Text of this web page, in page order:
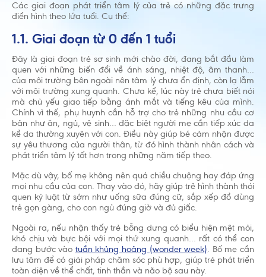
Các giai đoạn phát triển tâm lý của trẻ có những đặc trưng
điển hình theo lứa tuổi. Cụ thể:
1.1. Giai đoạn từ 0 đến 1 tuổi
Đây là giai đoạn trẻ sơ sinh mới chào đời, đang bắt đầu làm
quen với những biến đổi về ánh sáng, nhiệt độ, âm thanh…
của môi trường bên ngoài nên tâm lý chưa ổn định, còn lạ lẫm
với môi trường xung quanh. Chưa kể, lúc này trẻ chưa biết nói
mà chủ yếu giao tiếp bằng ánh mắt và tiếng kêu của mình.
Chính vì thế, phụ huynh cần hỗ trợ cho trẻ những nhu cầu cơ
bản như ăn, ngủ, vệ sinh… đặc biệt người mẹ cần tiếp xúc da
kề da thường xuyên với con. Điều này giúp bé cảm nhận được
sự yêu thương của người thân, từ đó hình thành nhân cách và
phát triển tâm lý tốt hơn trong những năm tiếp theo.
Mặc dù vậy, bố mẹ không nên quá chiều chuộng hay đáp ứng
mọi nhu cầu của con. Thay vào đó, hãy giúp trẻ hình thành thói
quen kỷ luật từ sớm như uống sữa đúng cữ, sắp xếp đồ dùng
trẻ gọn gàng, cho con ngủ đúng giờ và đủ giấc.
Ngoài ra, nếu nhận thấy trẻ bỗng dưng có biểu hiện mệt mỏi,
khó chịu và bực bội với mọi thứ xung quanh… rất có thể con
đang bước vào tuần khủng hoảng (wonder week). Bố mẹ cần
lưu tâm để có giải pháp chăm sóc phù hợp, giúp trẻ phát triển
toàn diện về thể chất, tinh thần và não bộ sau này.